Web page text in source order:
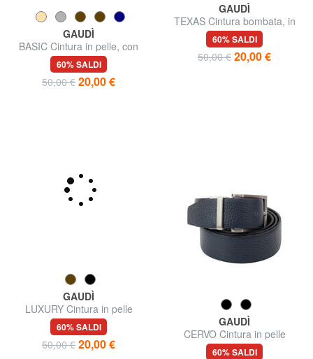
GAUDÌ
BASIC Cintura in pelle, con
logo impresso
60% SALDI
50,00 € 20,00 €
GAUDÌ
TEXAS Cintura bombata, in
pelle
60% SALDI
50,00 € 20,00 €
GAUDÌ
LUXURY Cintura in pelle
Made in Italy
60% SALDI
50,00 € 20,00 €
GAUDÌ
CERVO Cintura in pelle
60% SALDI